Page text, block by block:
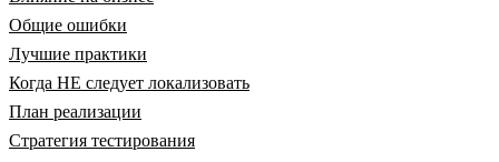
Общие ошибки
Лучшие практики
Когда НЕ следует локализовать
План реализации
Стратегия тестирования